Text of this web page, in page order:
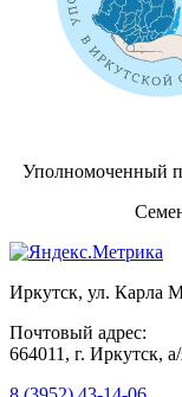
Уполномоченный
Иркутск, ул. Карла
Почтовый адрес:
664011, г. Иркутск,